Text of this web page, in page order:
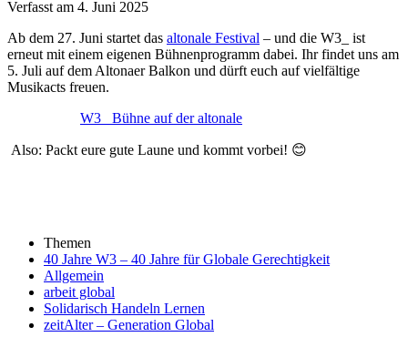
Verfasst am 4. Juni 2025
Ab dem 27. Juni startet das altonale Festival – und die W3_ ist
erneut mit einem eigenen Bühnenprogramm dabei. Ihr findet uns am
5. Juli auf dem Altonaer Balkon und dürft euch auf vielfältige
Musikacts freuen.
W3_ Bühne auf der altonale
Also: Packt eure gute Laune und kommt vorbei! 😊
Themen
40 Jahre W3 – 40 Jahre für Globale Gerechtigkeit
Allgemein
arbeit global
Solidarisch Handeln Lernen
zeitAlter – Generation Global